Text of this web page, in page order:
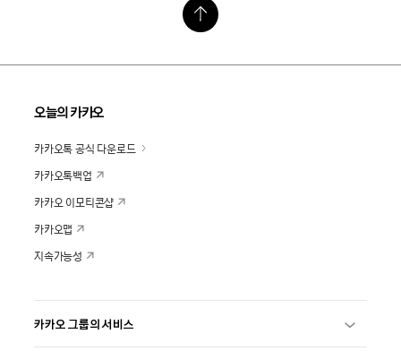
오늘의 카카오
카카오톡 공식 다운로드
카카오톡백업
카카오 이모티콘샵
카카오맵
지속가능성
카카오 그룹의 서비스